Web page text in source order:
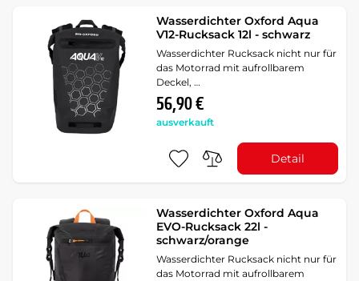
Wasserdichter Oxford Aqua
V12-Rucksack 12l - schwarz
Wasserdichter Rucksack nicht nur für
das Motorrad mit aufrollbarem
Deckel, …
56,90 €
ausverkauft
Detail
Wasserdichter Oxford Aqua
EVO-Rucksack 22l -
schwarz/orange
Wasserdichter Rucksack nicht nur für
das Motorrad mit aufrollbarem